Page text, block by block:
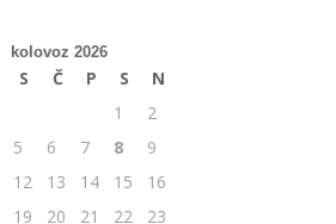
kolovoz 2026
S Č P S
N
1
2
5 6 7 8
9
12 13 14 15
16
19 20 21 22
23